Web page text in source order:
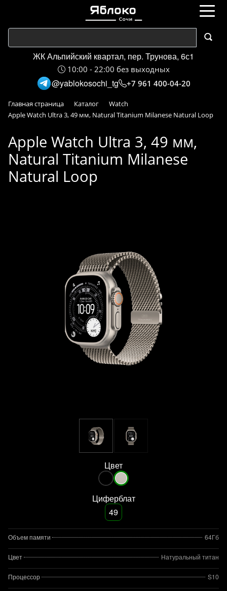
ЖК Альпийский квартал, пер. Трунова, 6с1
10:00 - 22:00 без выходных
@yablokosochi_tg +7 961 400-04-20
Главная страница Каталог
Watch
Apple Watch Ultra 3, 49 мм, Natural Titanium Milanese Natural Loop
Apple Watch Ultra 3, 49 мм,
Natural Titanium Milanese
Natural Loop
Цвет
Циферблат
49
Объем памяти 64Гб
Цвет Натуральный титан
Процессор S10